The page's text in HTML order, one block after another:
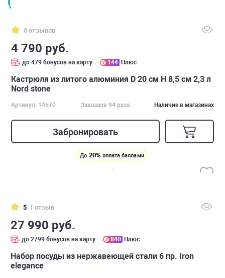
0 отзывов
4 790 руб.
до 479 бонусов на карту 144 Плюс
Кастрюля из литого алюминия D 20 см H 8,5 см 2,3 л
Nord stone
Артикул: 14670 Заказали 94 раза Наличие в магазинах
Забронировать
До 20% оплата баллами
5 1 отзыв
27 990 руб.
до 2799 бонусов на карту 840 Плюс
Набор посуды из нержавеющей стали 6 пр. Iron
elegance